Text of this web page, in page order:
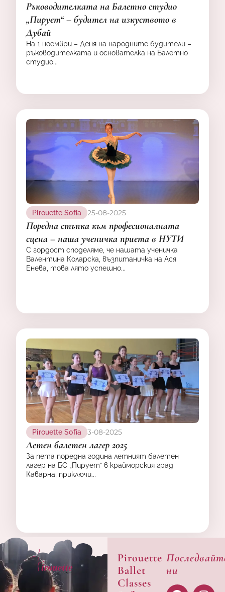
Ръководителката на Балетно студио
„Пирует“ – будител на изкуството в
Дубай
На 1 ноември – Деня на народните будители –
ръководителката и основателка на Балетно
студио...
Pirouette Sofia 25-08-2025
Поредна стъпка към професионалната
сцена – наша ученичка приета в НУТИ
С гордост споделяме, че нашата ученичка
Валентина Коларска, възпитаничка на Ася
Енева, това лято успешно...
Pirouette Sofia 3-08-2025
Летен балетен лагер 2025
За пета поредна година летният балетен
лагер на БС „Пирует“ в крайморския град
Каварна, приключи...
Pirouette
Ballet
Classes
ни